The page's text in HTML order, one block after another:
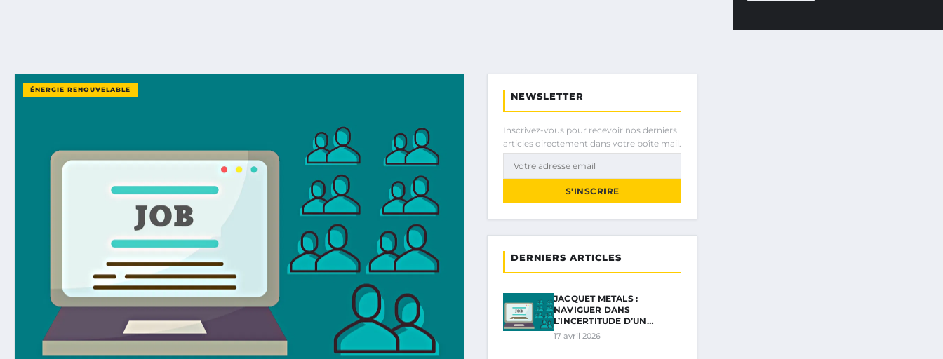
ÉNERGIE RENOUVELABLE
NEWSLETTER
Inscrivez-vous pour recevoir nos derniers
articles directement dans votre boîte mail.
S'INSCRIRE
DERNIERS ARTICLES
JACQUET METALS :
NAVIGUER DANS
L’INCERTITUDE D’UN…
17 avril 2026